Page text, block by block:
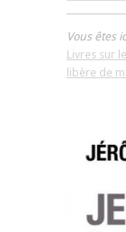
Vous êtes
Livres sur
libère de